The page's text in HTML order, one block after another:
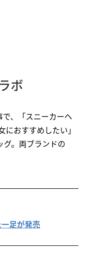
ボ
で、「スニーカーヘ
おすすめしたい」
グ。両ブランドの
足が発売